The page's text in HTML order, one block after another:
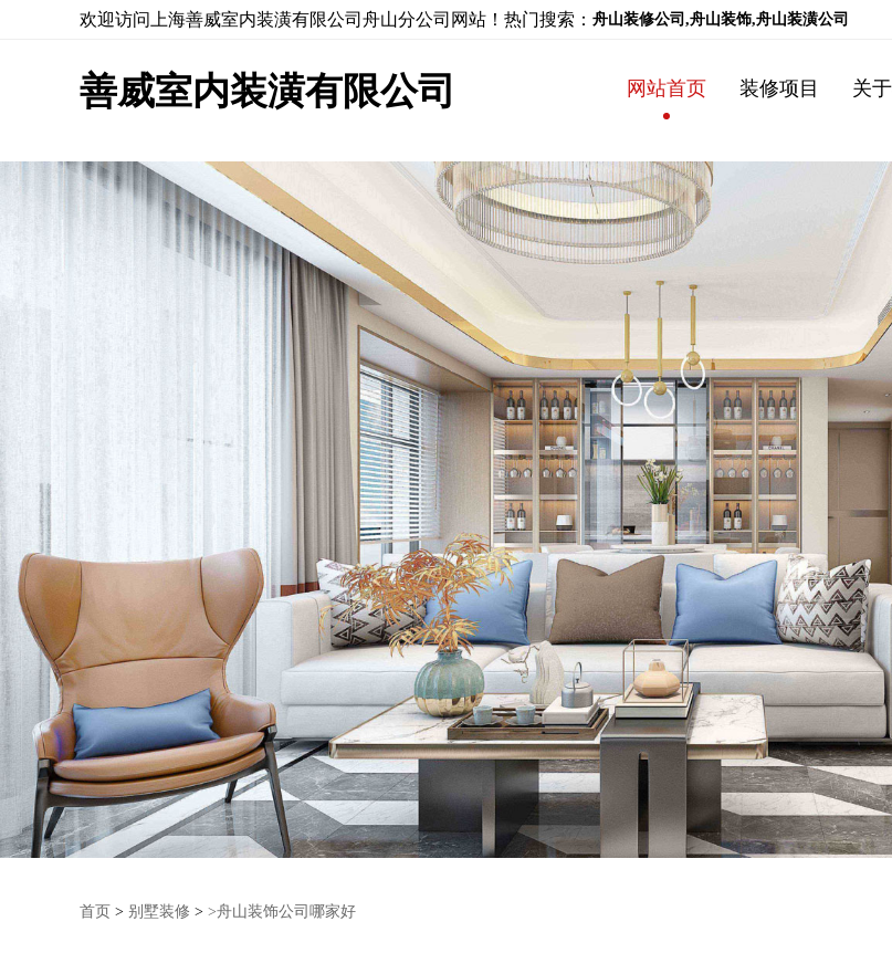
欢迎访问上海善威室内装潢有限公司舟山分公司网站！ 热门搜索： 舟山装修公司,舟山装饰,舟山装潢公司
善威室内装潢有限公司 网站首页 装修项目 关
首页 > 别墅装修 > >舟山装饰公司哪家好